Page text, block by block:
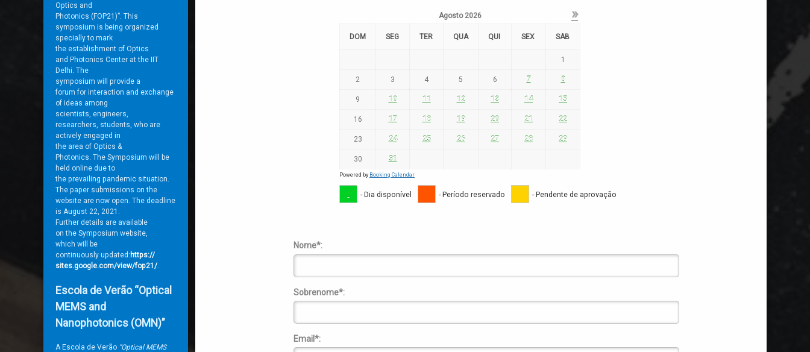
»
Agosto 2026
DOM SEG TER QUA QUI SEX SAB
1
2 3 4 5 6 7 8
9 10 11 12 13 14 15
16 17 18 19 20 21 22
23 24 25 26 27 28 29
30 31
Powered by Booking Calendar
- Dia disponível - Período reservado - Pendente de aprovação
Nome*:
Sobrenome*:
Email*:
Optics and
Photonics (FOP21)”. This
symposium is being organized
specially to mark
the establishment of Optics
and Photonics Center at the IIT
Delhi. The
symposium will provide a
forum for interaction and exchange
of ideas among
scientists, engineers,
researchers, students, who are
actively engaged in
the area of Optics &
Photonics. The Symposium will
be
held online due to
the prevailing pandemic situation.
The paper submissions on the
website are now open. The deadline
is August 22, 2021.
Further details are available
on the Symposium website,
which will be
continuously updated: https://
sites.google.com/view/fop21/
Escola de Verão “Optical
MEMS and
Nanophotonics (OMN)”
A Escola de Verão “Optical MEMS